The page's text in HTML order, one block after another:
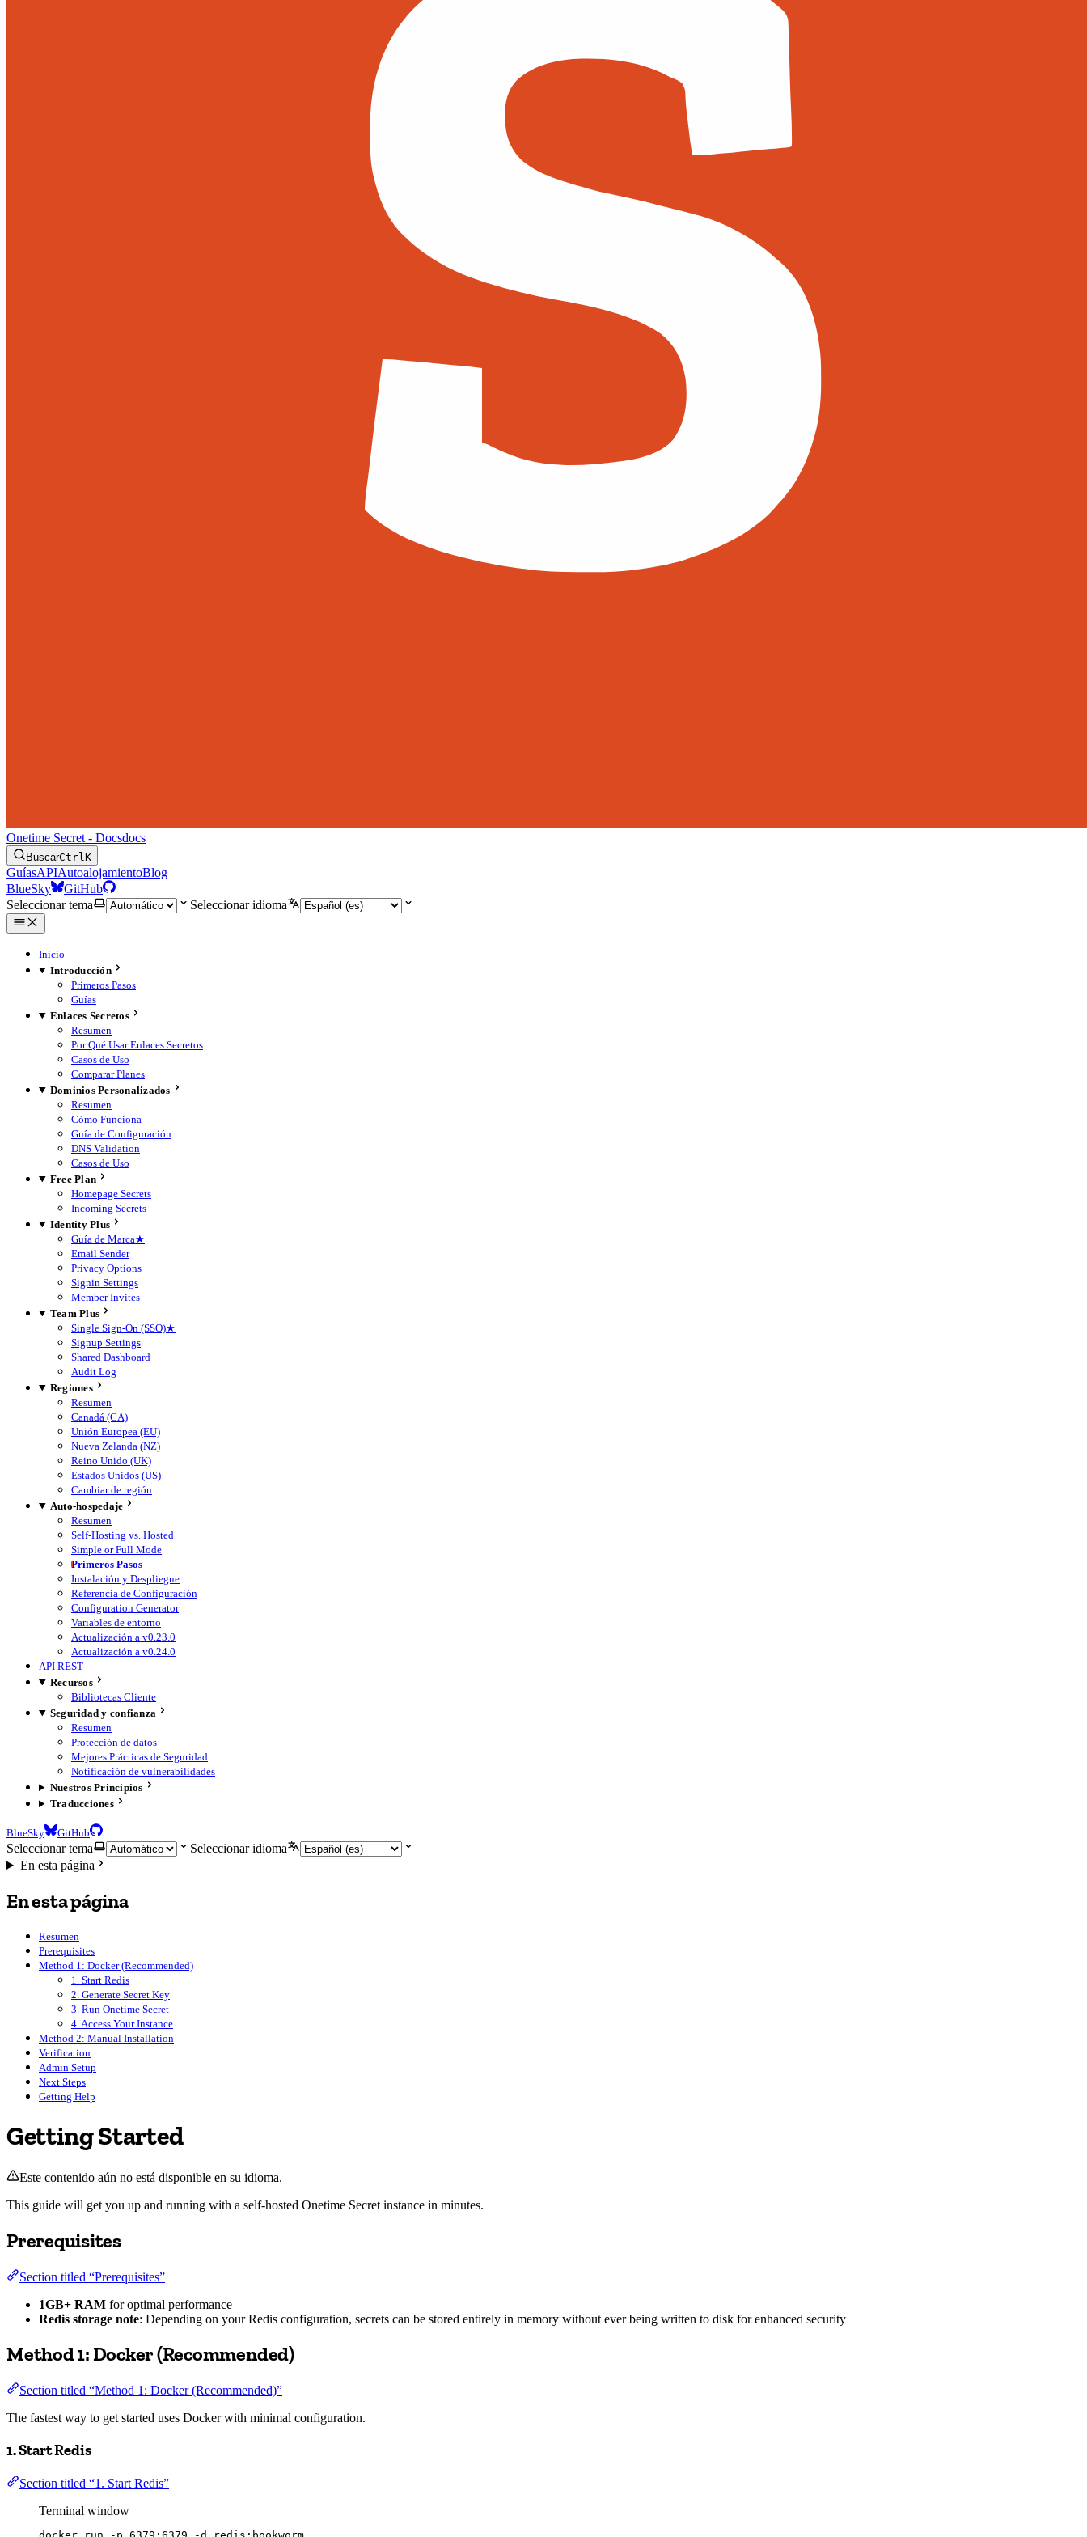
Onetime Secret - Docsdocs
BuscarCtrlK
GuíasAPIAutoalojamientoBlog
BlueSky
GitHub
Seleccionar tema
Seleccionar idioma
Inicio
Introducción
Primeros Pasos
Guías
Enlaces Secretos
Resumen
Por Qué Usar Enlaces Secretos
Casos de Uso
Comparar Planes
Dominios Personalizados
Resumen
Cómo Funciona
Guía de Configuración
DNS Validation
Casos de Uso
Free Plan
Homepage Secrets
Incoming Secrets
Identity Plus
Guía de Marca★
Email Sender
Privacy Options
Signin Settings
Member Invites
Team Plus
Single Sign-On (SSO)★
Signup Settings
Shared Dashboard
Audit Log
Regiones
Resumen
Canadá (CA)
Unión Europea (EU)
Nueva Zelanda (NZ)
Reino Unido (UK)
Estados Unidos (US)
Cambiar de región
Auto-hospedaje
Resumen
Self-Hosting vs. Hosted
Simple or Full Mode
Primeros Pasos
Instalación y Despliegue
Referencia de Configuración
Configuration Generator
Variables de entorno
Actualización a v0.23.0
Actualización a v0.24.0
API REST
Recursos
Bibliotecas Cliente
Seguridad y confianza
Resumen
Protección de datos
Mejores Prácticas de Seguridad
Notificación de vulnerabilidades
Nuestros Principios
Traducciones
BlueSky GitHub
Seleccionar tema
Seleccionar idioma
En esta página
En esta página
Resumen
Prerequisites
Method 1: Docker (Recommended)
1. Start Redis
2. Generate Secret Key
3. Run Onetime Secret
4. Access Your Instance
Method 2: Manual Installation
Verification
Admin Setup
Next Steps
Getting Help
Getting Started
Este contenido aún no está disponible en su idioma.
This guide will get you up and running with a self-hosted Onetime Secret instance in minutes.
Prerequisites
Section titled “Prerequisites”
1GB+ RAM for optimal performance
Redis storage note: Depending on your Redis configuration, secrets can be stored entirely in memory without ever being written to disk for enhanced security
Method 1: Docker (Recommended)
Section titled “Method 1: Docker (Recommended)”
The fastest way to get started uses Docker with minimal configuration.
1. Start Redis
Section titled “1. Start Redis”
Terminal window